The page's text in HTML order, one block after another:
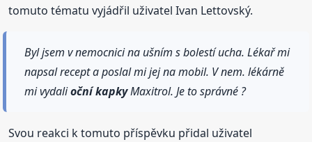
tomuto tématu vyjádřil uživatel Ivan Lettovský.
Byl jsem v nemocnici na ušním s bolestí ucha. Lékař mi
napsal recept a poslal mi jej na mobil. V nem. lékárně
mi vydaliočníkapkyMaxitrol. Je to správné ?
Svou reakci k tomuto příspěvku přidal uživatel